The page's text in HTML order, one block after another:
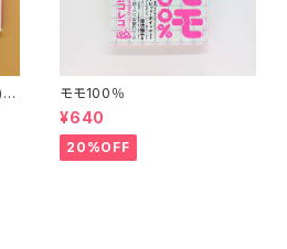
モモ100％
¥640
20%OFF